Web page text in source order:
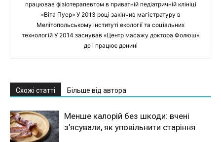
працював фізіотерапевтом в приватній педіатричній клініці
«Віта Пуер» У 2013 році закінчив магістратуру в
Мелітопольському інституті екології та соціальних
технологій У 2014 заснував «Центр масажу доктора Фолюш»
де і працює донині
Схожі статті Більше від автора
Менше калорій без шкоди: вчені
з’ясували, як уповільнити старіння